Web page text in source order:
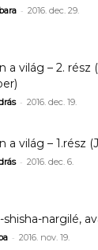
- 2016. dec. 29.
a világ – 2. rész
- 2016. dec. 19.
a világ – 1.rész
- 2016. dec. 6.
shisha-nargilé,
- 2016. nov. 19.